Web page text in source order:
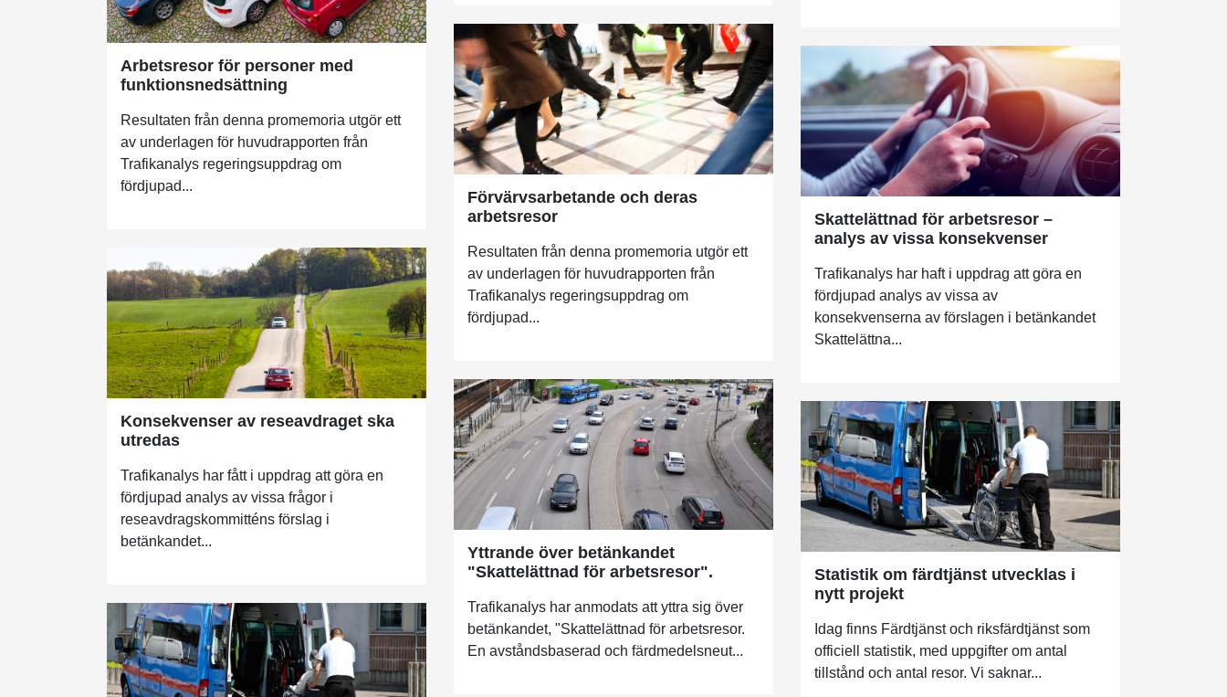
Arbetsresor för personer med
funktionsnedsättning
Resultaten från denna promemoria utgör ett
av underlagen för huvudrapporten från
Trafikanalys regeringsuppdrag om
fördjupad...
Förvärvsarbetande och deras
arbetsresor
Resultaten från denna promemoria utgör ett
av underlagen för huvudrapporten från
Trafikanalys regeringsuppdrag om
fördjupad...
Skattelättnad för arbetsresor –
analys av vissa konsekvenser
Trafikanalys har haft i uppdrag att göra en
fördjupad analys av vissa av
konsekvenserna av förslagen i betänkandet
Skattelättna...
Konsekvenser av reseavdraget ska
utredas
Trafikanalys har fått i uppdrag att göra en
fördjupad analys av vissa frågor i
reseavdragskommitténs förslag i
betänkandet...
Yttrande över betänkandet
"Skattelättnad för arbetsresor".
Trafikanalys har anmodats att yttra sig över
betänkandet, "Skattelättnad för arbetsresor.
En avståndsbaserad och färdmedelsneut...
Statistik om färdtjänst utvecklas i
nytt projekt
Idag finns Färdtjänst och riksfärdtjänst som
officiell statistik, med uppgifter om antal
tillstånd och antal resor. Vi saknar...